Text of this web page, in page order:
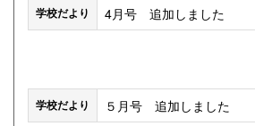
学校だより
4月号 追加しました
学校だより
５月号 追加しました